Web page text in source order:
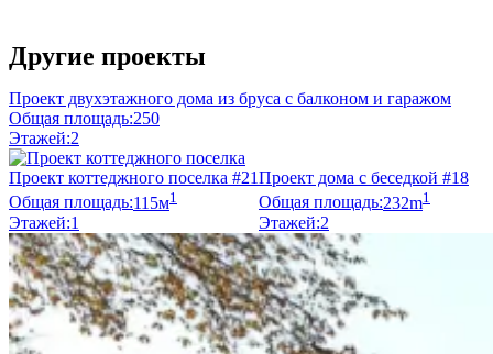
Другие проекты
Проект двухэтажного дома из бруса с балконом и гаражом
Общая площадь:250
Этажей:2
Проект коттеджного поселка #21
Общая площадь:115м1
Этажей:1
Проект дома с беседкой #18
Общая площадь:232m1
Этажей:2